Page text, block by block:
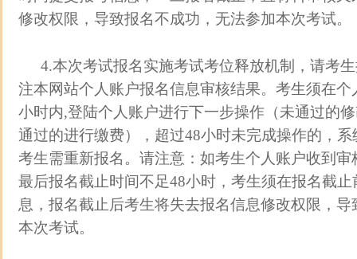
修改权限，导致报名不成功，无法参加本次考试。
4.本次考试报名实施考试考位释放机制，请考
注本网站个人账户报名信息审核结果。考生须在
小时内,登陆个人账户进行下一步操作（未通过的
通过的进行缴费），超过48小时未完成操作的，
考生需重新报名。请注意：如考生个人账户收到
最后报名截止时间不足48小时，考生须在报名截
息，报名截止后考生将失去报名信息修改权限，
本次考试。